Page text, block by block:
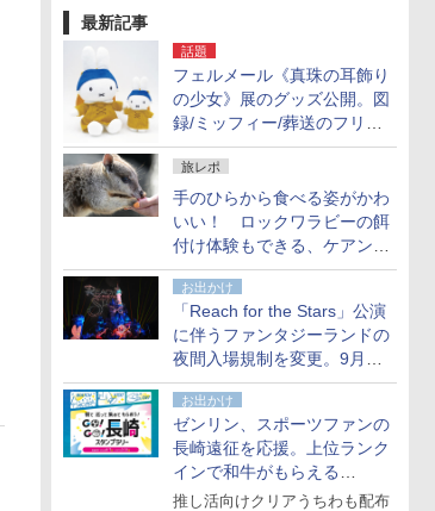
最新記事
話題
フェルメール《真珠の耳飾り
の少女》展のグッズ公開。図
録/ミッフィー/葬送のフリー
レンほか、注目ブランドコラ
ボが実現
旅レポ
手のひらから食べる姿がかわ
いい！ ロックワラビーの餌
付け体験もできる、ケアンズ
でアサートン高原の日本語ガ
イド付きツアーに参加してみ
た
お出かけ
「Reach for the Stars」公演
に伴うファンタジーランドの
夜間入場規制を変更。9月か
ら18時50分～20時ごろに
お出かけ
ゼンリン、スポーツファンの
長崎遠征を応援。上位ランク
インで和牛がもらえる
「GO！GO！長崎スタンプラ
推し活向けクリアうちわも配布